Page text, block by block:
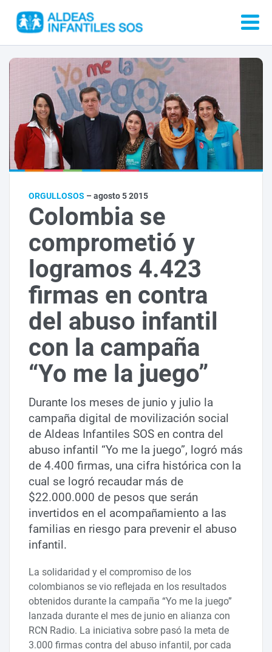
ORGULLOSOS – agosto 5 2015
Colombia se
comprometió y
logramos 4.423
firmas en contra
del abuso infantil
con la campaña
“Yo me la juego”
Durante los meses de junio y julio la
campaña digital de movilización social
de Aldeas Infantiles SOS en contra del
abuso infantil “Yo me la juego”, logró más
de 4.400 firmas, una cifra histórica con la
cual se logró recaudar más de
$22.000.000 de pesos que serán
invertidos en el acompañamiento a las
familias en riesgo para prevenir el abuso
infantil.
La solidaridad y el compromiso de los
colombianos se vio reflejada en los resultados
obtenidos durante la campaña “Yo me la juego”
lanzada durante el mes de junio en alianza con
RCN Radio. La iniciativa sobre pasó la meta de
3.000 firmas contra del abuso infantil, por cada